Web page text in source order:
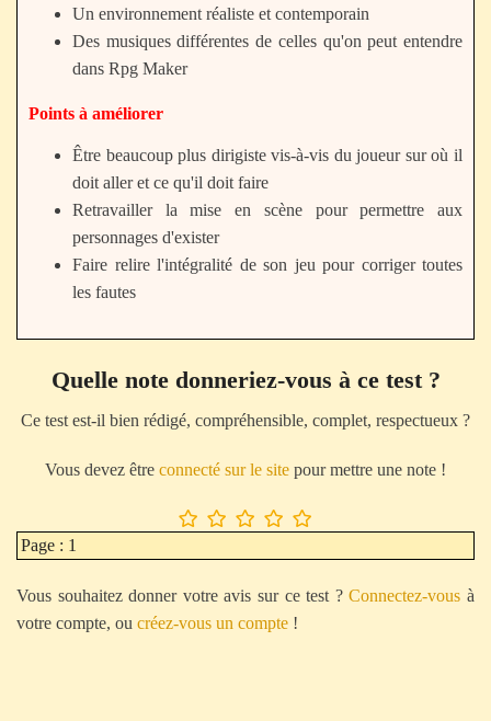
Un environnement réaliste et contemporain
Des musiques différentes de celles qu'on peut entendre
dans Rpg Maker
Points à améliorer
Être beaucoup plus dirigiste vis-à-vis du joueur sur où il
doit aller et ce qu'il doit faire
Retravailler la mise en scène pour permettre aux
personnages d'exister
Faire relire l'intégralité de son jeu pour corriger toutes
les fautes
Quelle note donneriez-vous à ce test ?
Ce test est-il bien rédigé, compréhensible, complet, respectueux ?
Vous devez être connecté sur le site pour mettre une note !
Page : 1
Vous souhaitez donner votre avis sur ce test ?Connectez-vous à
votre compte, ou créez-vous un compte !